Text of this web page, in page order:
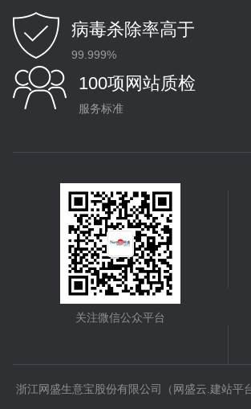
病毒杀除率高于
99.999%
100项网站质检
服务标准
关注微信公众平台
浙江网盛生意宝股份有限公司（网盛云.建站